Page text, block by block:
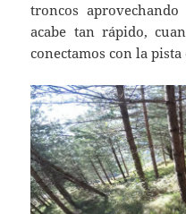
troncos
acabe tan rápido,
conectamos con la